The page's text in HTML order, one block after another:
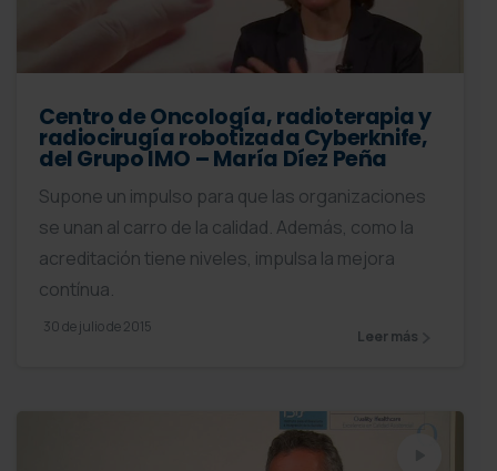
Centro de Oncología, radioterapia y
radiocirugía robotizada Cyberknife,
del Grupo IMO – María Díez Peña
Supone un impulso para que las organizaciones
se unan al carro de la calidad. Además, como la
acreditación tiene niveles, impulsa la mejora
contínua.
30 de julio de 2015
Leer más